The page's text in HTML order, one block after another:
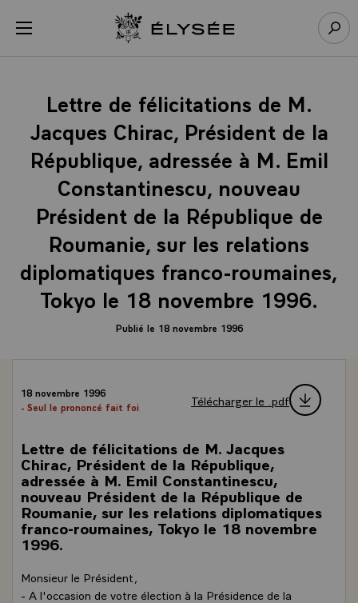
menu Retour à l’accueil Élysée
Lettre de félicitations de M.
Jacques Chirac, Président de la
République, adressée à M. Emil
Constantinescu, nouveau
Président de la République de
Roumanie, sur les relations
diplomatiques franco-roumaines,
Tokyo le 18 novembre 1996.
Publié le 18 novembre 1996
18 novembre 1996
- Seul le prononcé fait foi
Télécharger le .pdf
Lettre de félicitations de M. Jacques
Chirac, Président de la République,
adressée à M. Emil Constantinescu,
nouveau Président de la République de
Roumanie, sur les relations diplomatiques
franco-roumaines, Tokyo le 18 novembre
1996.
Monsieur le Président,
- A l'occasion de votre élection à la Présidence de la
Panneau de gestion des cookies